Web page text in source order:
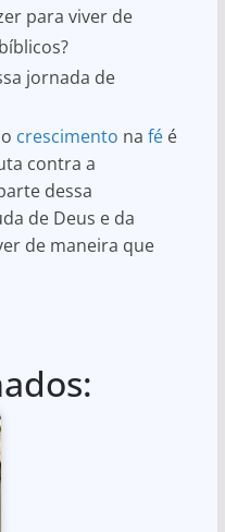
para viver de
jornada de
crescimento na féé
contra a
dessa
de Deus e da
de maneira que